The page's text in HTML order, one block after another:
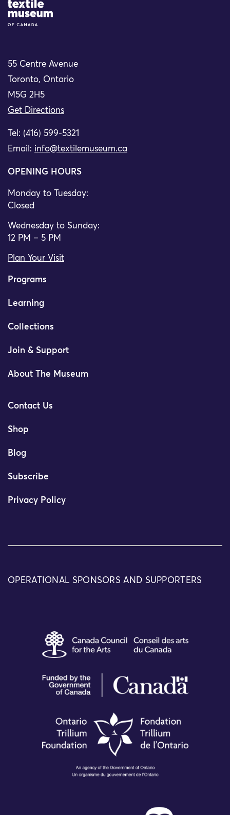
Site Logo
55 Centre Avenue
Toronto, Ontario
M5G 2H5
Get Directions
Tel: (416) 599-5321
Email: info@textilemuseum.ca
OPENING HOURS
Monday to Tuesday:
Closed
Wednesday to Sunday:
12 PM – 5 PM
Plan Your Visit
Programs
Learning
Collections
Join & Support
About The Museum
Contact Us
Shop
Blog
Subscribe
Privacy Policy
OPERATIONAL SPONSORS AND SUPPORTERS